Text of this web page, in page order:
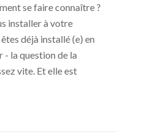
se faire connaître ?
installer à votre
déjà installé (e) en
- la question de la
vite. Et elle est